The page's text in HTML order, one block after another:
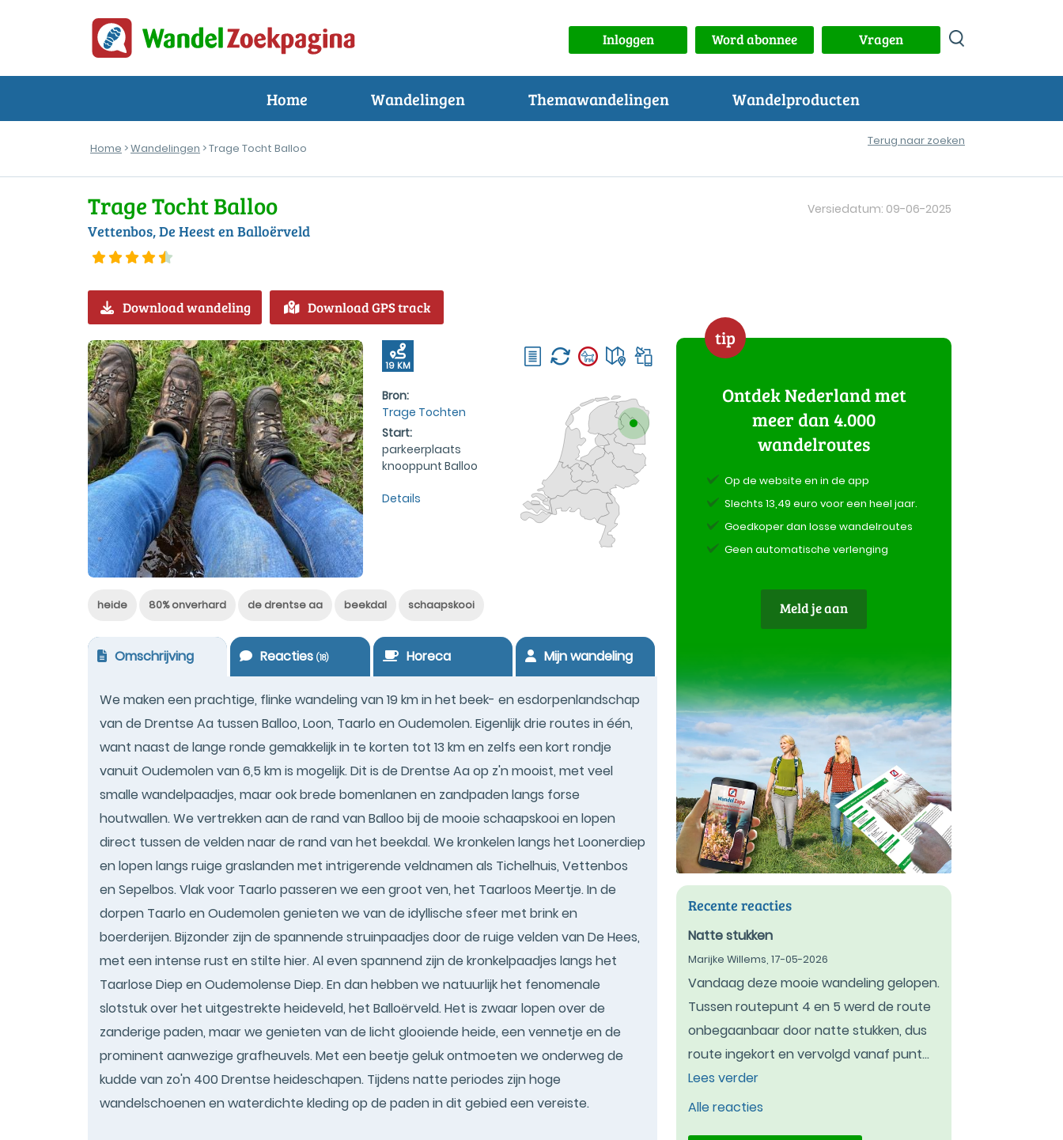
Inloggen Word abonnee Vragen
Home Wandelingen Themawandelingen Wandelproducten
Home >Wandelingen > Trage Tocht Balloo
Terug naar zoeken
Trage Tocht Balloo
Vettenbos, De Heest en Balloërveld
Versiedatum: 09-06-2025
Download wandeling Download GPS track
19 KM
Bron:
Trage Tochten
Start:
parkeerplaats
knooppunt Balloo
Details
heide 80% onverhard de drentse aa beekdal schaapskooi
Omschrijving Reacties(18) Horeca Mijn wandeling
We maken een prachtige, flinke wandeling van 19 km in het beek- en esdorpenlandschap
van de Drentse Aa tussen Balloo, Loon, Taarlo en Oudemolen. Eigenlijk drie routes in één,
want naast de lange ronde gemakkelijk in te korten tot 13 km en zelfs een kort rondje
vanuit Oudemolen van 6,5 km is mogelijk. Dit is de Drentse Aa op z'n mooist, met veel
smalle wandelpaadjes, maar ook brede bomenlanen en zandpaden langs forse
houtwallen. We vertrekken aan de rand van Balloo bij de mooie schaapskooi en lopen
direct tussen de velden naar de rand van het beekdal. We kronkelen langs het Loonerdiep
en lopen langs ruige graslanden met intrigerende veldnamen als Tichelhuis, Vettenbos
en Sepelbos. Vlak voor Taarlo passeren we een groot ven, het Taarloos Meertje. In de
dorpen Taarlo en Oudemolen genieten we van de idyllische sfeer met brink en
boerderijen. Bijzonder zijn de spannende struinpaadjes door de ruige velden van De Hees,
met een intense rust en stilte hier. Al even spannend zijn de kronkelpaadjes langs het
Taarlose Diep en Oudemolense Diep. En dan hebben we natuurlijk het fenomenale
slotstuk over het uitgestrekte heideveld, het Balloërveld. Het is zwaar lopen over de
zanderige paden, maar we genieten van de licht glooiende heide, een vennetje en de
prominent aanwezige grafheuvels. Met een beetje geluk ontmoeten we onderweg de
kudde van zo'n 400 Drentse heideschapen. Tijdens natte periodes zijn hoge
wandelschoenen en waterdichte kleding op de paden in dit gebied een vereiste.
tip
Ontdek Nederland met
meer dan 4.000
wandelroutes
Op de website en in de app
Slechts 13,49 euro voor een heel jaar.
Goedkoper dan losse wandelroutes
Geen automatische verlenging
Meld je aan
Recente reacties
Natte stukken
Marijke Willems, 17-05-2026
Vandaag deze mooie wandeling gelopen.
Tussen routepunt 4 en 5 werd de route
onbegaanbaar door natte stukken, dus
route ingekort en vervolgd vanaf punt...
Lees verder
Alle reacties